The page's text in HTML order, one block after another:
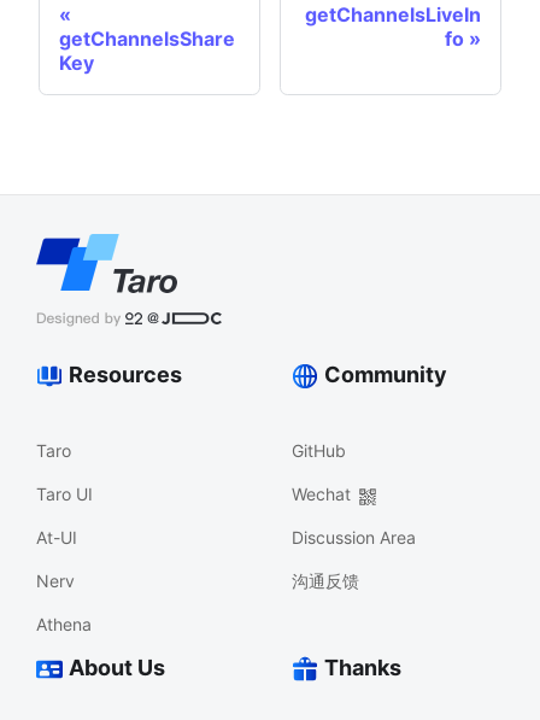
getChannelsShare
Key
getChannelsLiveIn
fo
Resources
Taro
Taro UI
At-UI
Nerv
Athena
Community
GitHub
Wechat
Discussion Area
沟通反馈
About Us Thanks